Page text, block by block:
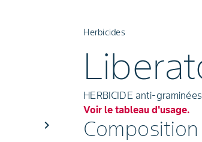
chevron_right
Herbicides
HERBICIDE anti-
Voir le tableau d'usage.
Composition